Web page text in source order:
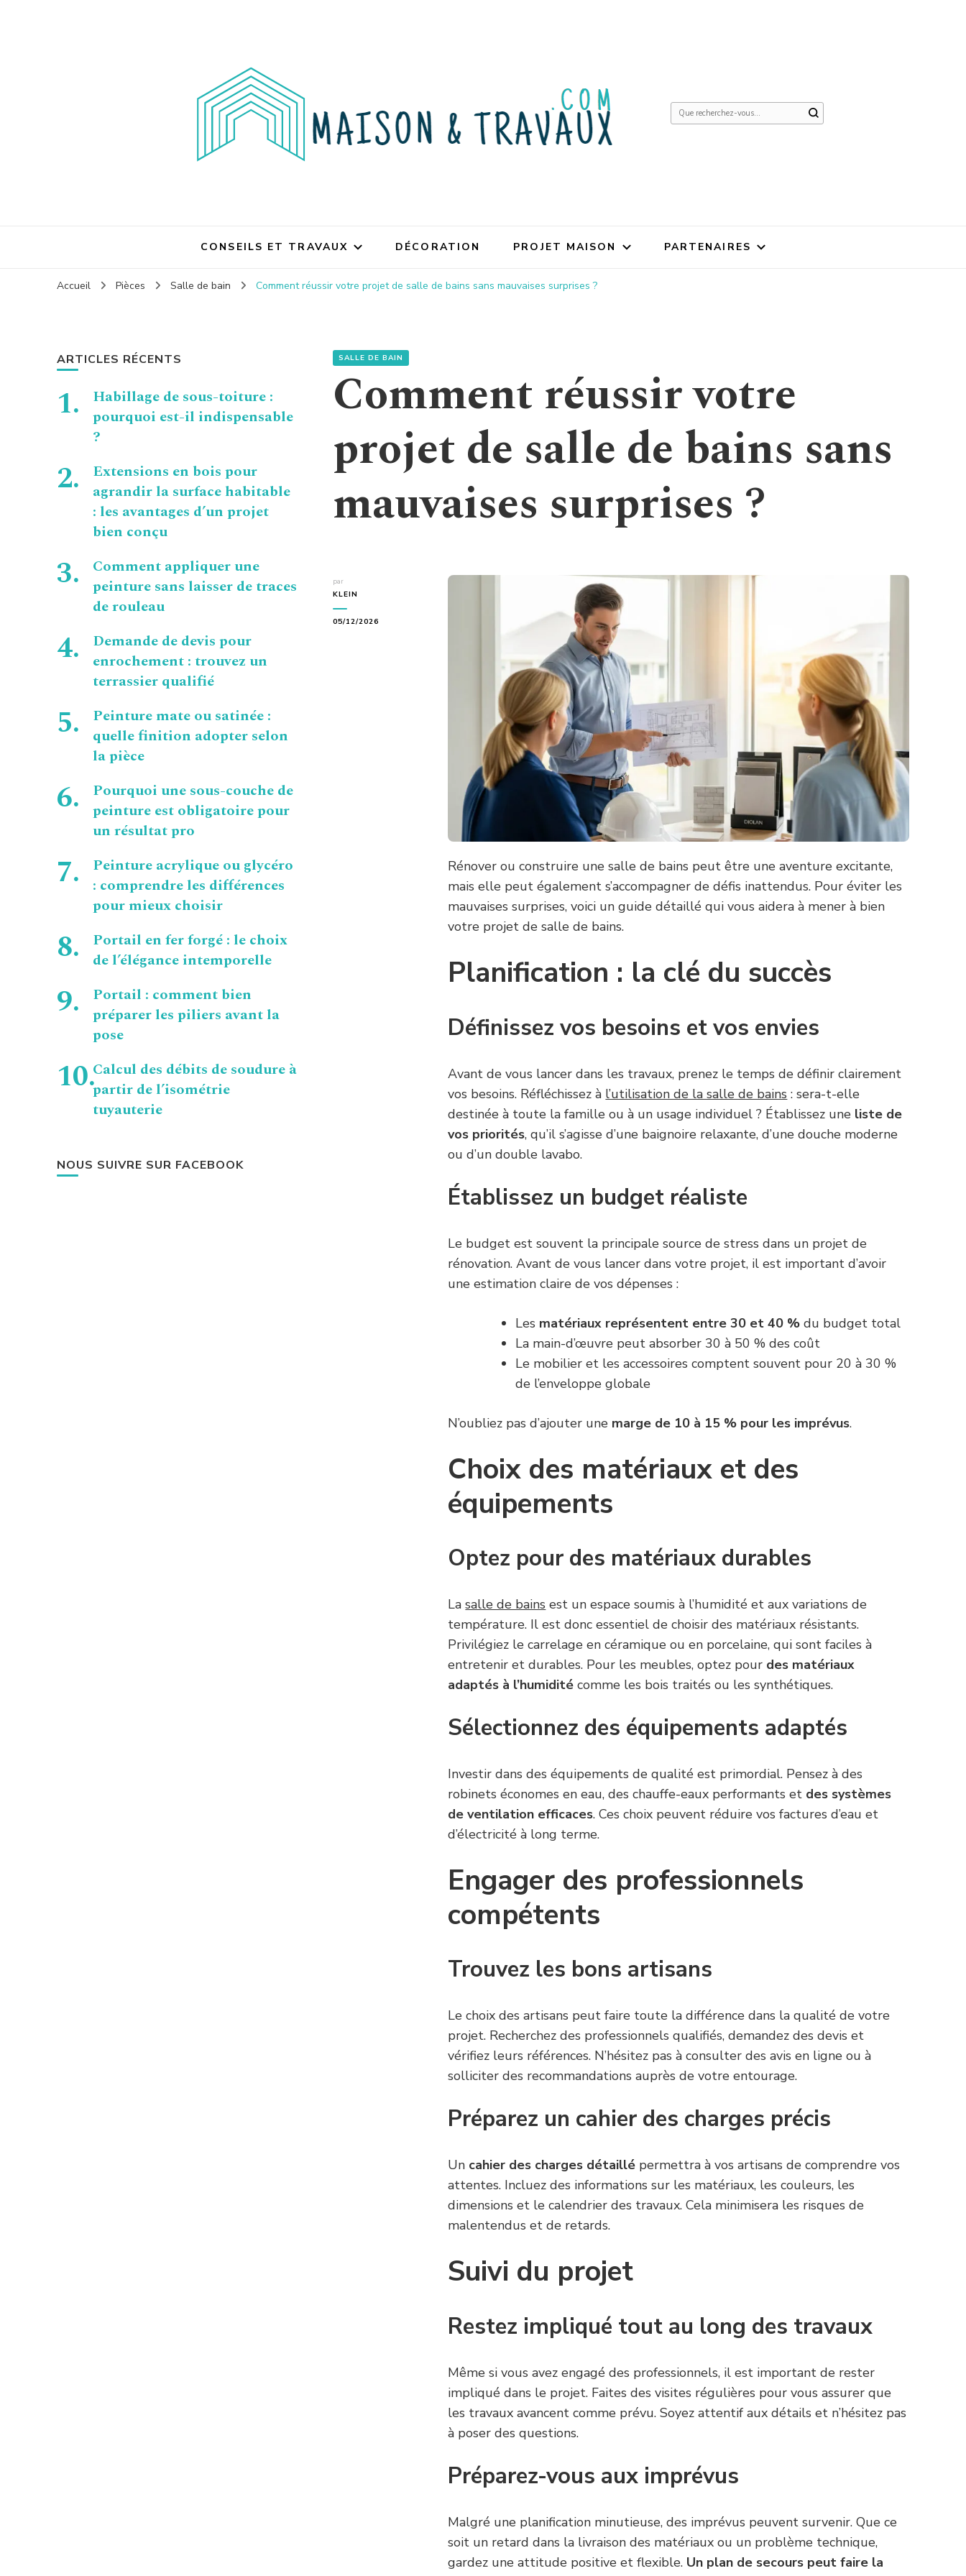
Vous
CONSEILS ET TRAVAUX DÉCORATION PROJET MAISON PARTENAIRES
Accueil Pièces Salle de bain Comment réussir votre projet de salle de bains sans mauvaises surprises ?
SALLE DE BAIN
Comment réussir votre
projet de salle de bains sans
mauvaises surprises ?
par
KLEIN
05/12/2026
Rénover ou construire une salle de bains peut être une aventure excitante,
mais elle peut également s’accompagner de défis inattendus. Pour éviter les
mauvaises surprises, voici un guide détaillé qui vous aidera à mener à bien
votre projet de salle de bains.
Planification : la clé du succès
Définissez vos besoins et vos envies
Avant de vous lancer dans les travaux, prenez le temps de définir clairement
vos besoins. Réfléchissez à l’utilisation de la salle de bains : sera-t-elle
destinée à toute la famille ou à un usage individuel ? Établissez une liste de
vos priorités, qu’il s’agisse d’une baignoire relaxante, d’une douche moderne
ou d’un double lavabo.
Établissez un budget réaliste
Le budget est souvent la principale source de stress dans un projet de
rénovation. Avant de vous lancer dans votre projet, il est important d’avoir
une estimation claire de vos dépenses :
Les matériaux représentent entre 30 et 40 % du budget total
La main-d’œuvre peut absorber 30 à 50 % des coût
Le mobilier et les accessoires comptent souvent pour 20 à 30 %
de l’enveloppe globale
N’oubliez pas d’ajouter une marge de 10 à 15 % pour les imprévus.
Choix des matériaux et des
équipements
Optez pour des matériaux durables
Lasalle de bains est un espace soumis à l’humidité et aux variations de
température. Il est donc essentiel de choisir des matériaux résistants.
Privilégiez le carrelage en céramique ou en porcelaine, qui sont faciles à
entretenir et durables. Pour les meubles, optez pour des matériaux
adaptés à l’humidité comme les bois traités ou les synthétiques.
Sélectionnez des équipements adaptés
Investir dans des équipements de qualité est primordial. Pensez à des
robinets économes en eau, des chauffe-eaux performants et des systèmes
de ventilation efficaces. Ces choix peuvent réduire vos factures d’eau et
d’électricité à long terme.
Engager des professionnels
compétents
Trouvez les bons artisans
Le choix des artisans peut faire toute la différence dans la qualité de votre
projet. Recherchez des professionnels qualifiés, demandez des devis et
vérifiez leurs références. N’hésitez pas à consulter des avis en ligne ou à
solliciter des recommandations auprès de votre entourage.
Préparez un cahier des charges précis
Un cahier des charges détaillé permettra à vos artisans de comprendre vos
attentes. Incluez des informations sur les matériaux, les couleurs, les
dimensions et le calendrier des travaux. Cela minimisera les risques de
malentendus et de retards.
Suivi du projet
Restez impliqué tout au long des travaux
Même si vous avez engagé des professionnels, il est important de rester
impliqué dans le projet. Faites des visites régulières pour vous assurer que
les travaux avancent comme prévu. Soyez attentif aux détails et n’hésitez pas
à poser des questions.
Préparez-vous aux imprévus
Malgré une planification minutieuse, des imprévus peuvent survenir. Que ce
soit un retard dans la livraison des matériaux ou un problème technique,
gardez une attitude positive et flexible. Un plan de secours peut faire la
ARTICLES RÉCENTS
Habillage de sous-toiture :
pourquoi est-il indispensable
?
Extensions en bois pour
agrandir la surface habitable
: les avantages d’un projet
bien conçu
Comment appliquer une
peinture sans laisser de traces
de rouleau
Demande de devis pour
enrochement : trouvez un
terrassier qualifié
Peinture mate ou satinée :
quelle finition adopter selon
la pièce
Pourquoi une sous-couche de
peinture est obligatoire pour
un résultat pro
Peinture acrylique ou glycéro
: comprendre les différences
pour mieux choisir
Portail en fer forgé : le choix
de l’élégance intemporelle
Portail : comment bien
préparer les piliers avant la
pose
Calcul des débits de soudure à
partir de l’isométrie
tuyauterie
NOUS SUIVRE SUR FACEBOOK